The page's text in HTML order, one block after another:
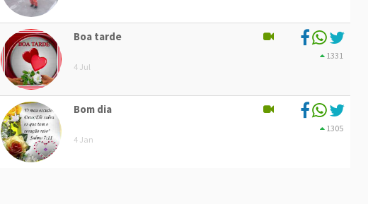
Boa tarde
4 Jul
1331
Bom dia
4 Jan
1305